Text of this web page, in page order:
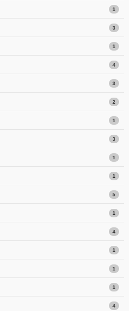
1
3
1
4
3
2
1
3
1
1
5
1
4
1
1
1
4